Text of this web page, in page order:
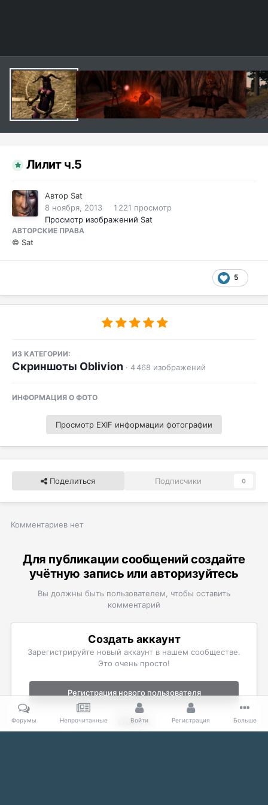
Лилит ч.5
Автор Sat
8 ноября, 2013
1 221 просмотр
Просмотр изображений Sat
АВТОРСКИЕ ПРАВА
© Sat
5
ИЗ КАТЕГОРИИ:
Скриншоты Oblivion · 4 468 изображений
ИНФОРМАЦИЯ О ФОТО
Просмотр EXIF информации фотографии
Поделиться Подписчики 0
Комментариев нет
Для публикации сообщений создайте
учётную запись или авторизуйтесь
Вы должны быть пользователем, чтобы оставить
комментарий
Создать аккаунт
Зарегистрируйте новый аккаунт в нашем сообществе.
Это очень просто!
Регистрация нового пользователя
Войти
Уже есть аккаунт? Войти в систему.
Форумы Непрочитанные Войти Регистрация Больше